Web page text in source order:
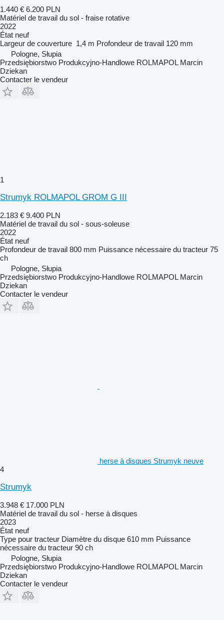
1.440 € 6.200 PLN
Matériel de travail du sol - fraise rotative
2022
État neuf
Largeur de couverture 1,4 m Profondeur de travail 120 mm
Pologne, Słupia
Przedsiębiorstwo Produkcyjno-Handlowe ROLMAPOL Marcin
Dziekan
Contacter le vendeur
1
Strumyk ROLMAPOL GROM G III
2.183 € 9.400 PLN
Matériel de travail du sol - sous-soleuse
2022
État neuf
Profondeur de travail 800 mm Puissance nécessaire du tracteur 75
ch
Pologne, Słupia
Przedsiębiorstwo Produkcyjno-Handlowe ROLMAPOL Marcin
Dziekan
Contacter le vendeur
herse à disques Strumyk neuve
4
Strumyk
3.948 € 17.000 PLN
Matériel de travail du sol - herse à disques
2023
État neuf
Type pour tracteur Diamètre du disque 610 mm Puissance
nécessaire du tracteur 90 ch
Pologne, Słupia
Przedsiębiorstwo Produkcyjno-Handlowe ROLMAPOL Marcin
Dziekan
Contacter le vendeur